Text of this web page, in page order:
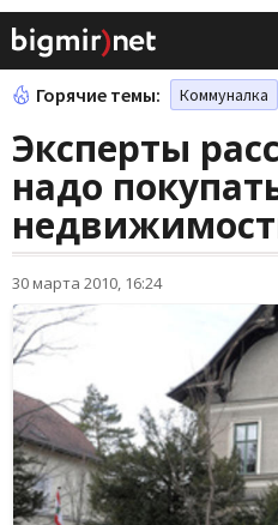
Горячие темы: Коммуналка
Эксперты
надо
30 марта 2010, 16:24